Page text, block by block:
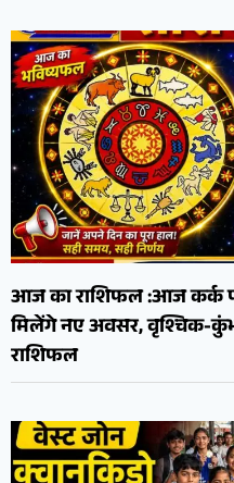
आज का राशिफल :आज कर्क
मिलेंगे नए अवसर, वृश्चिक-
राशिफल